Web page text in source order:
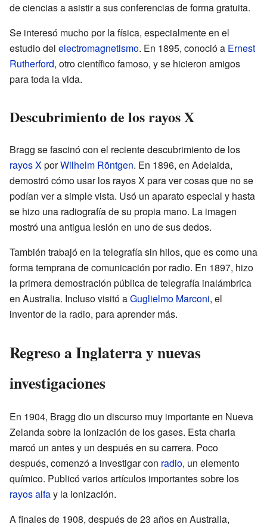
de ciencias a asistir a sus conferencias de forma gratuita.
Se interesó mucho por la física, especialmente en el
estudio del electromagnetismo. En 1895, conoció a Ernest
Rutherford, otro científico famoso, y se hicieron amigos
para toda la vida.
Descubrimiento de los rayos X
Bragg se fascinó con el reciente descubrimiento de los
rayos XporWilhelm Röntgen. En 1896, en Adelaida,
demostró cómo usar los rayos X para ver cosas que no se
podían ver a simple vista. Usó un aparato especial y hasta
se hizo una radiografía de su propia mano. La imagen
mostró una antigua lesión en uno de sus dedos.
También trabajó en la telegrafía sin hilos, que es como una
forma temprana de comunicación por radio. En 1897, hizo
la primera demostración pública de telegrafía inalámbrica
en Australia. Incluso visitó aGuglielmo Marconi, el
inventor de la radio, para aprender más.
Regreso a Inglaterra y nuevas
investigaciones
En 1904, Bragg dio un discurso muy importante en Nueva
Zelanda sobre la ionización de los gases. Esta charla
marcó un antes y un después en su carrera. Poco
después, comenzó a investigar con radio, un elemento
químico. Publicó varios artículos importantes sobre los
rayos alfay la ionización.
A finales de 1908, después de 23 años en Australia,